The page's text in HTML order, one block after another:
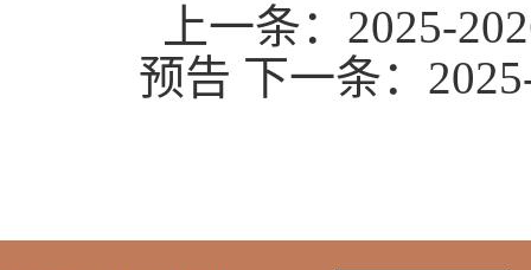
上一条： 2025-
预告 下一条：